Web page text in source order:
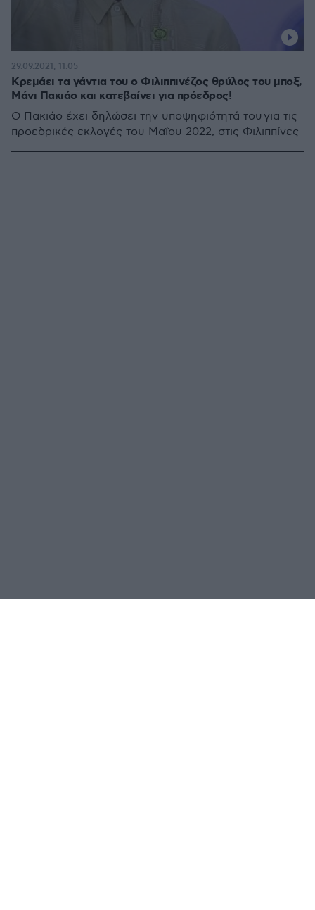
Κρεμάει τα γάντια του ο Φιλιππινέζος θρύλος του μποξ,
Μάνι Πακιάο και κατεβαίνει για πρόεδρος!
Ο Πακιάο έχει δηλώσει την υποψηφιότητά του για τις
προεδρικές εκλογές του Μαΐου 2022, στις Φιλιππίνες
29.09.2021, 11:05